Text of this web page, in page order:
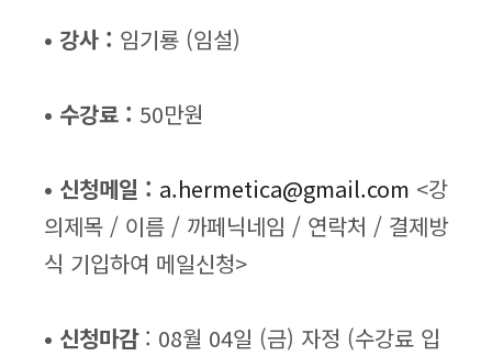
• 강사 : 임기룡 (임설)
• 수강료 : 50만원
• 신청메일 : a.hermetica@gmail.com <강
의제목 / 이름 / 까페닉네임 / 연락처 / 결제방
식 기입하여 메일신청>
• 신청마감 : 08월 04일 (금) 자정 (수강료 입